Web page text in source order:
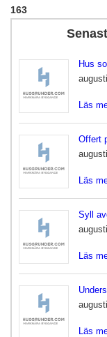
163
Hus
Läs
Offert
Läs
Syll
Läs
Läs